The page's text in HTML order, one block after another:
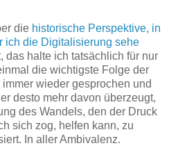
die historische Perspektive, in
ich die Digitalisierung sehe
das halte ich tatsächlich für nur
die wichtigste Folge der
wieder gesprochen und
desto mehr davon überzeugt,
des Wandels, den der Druck
sich zog, helfen kann, zu
In aller Ambivalenz.